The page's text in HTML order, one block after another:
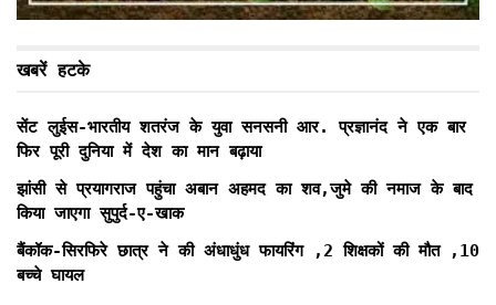
खबरें हटके
सेंट लुईस-भारतीय शतरंज के युवा सनसनी आर. प्रज्ञानंद ने एक बार
फिर पूरी दुनिया में देश का मान बढ़ाया
झांसी से प्रयागराज पहुंचा अबान अहमद का शव,जुमे की नमाज के बाद
किया जाएगा सुपुर्द-ए-खाक
बैंकॉक-सिरफिरे छात्र ने की अंधाधुंध फायरिंग ,2 शिक्षकों की मौत ,10
बच्चे घायल